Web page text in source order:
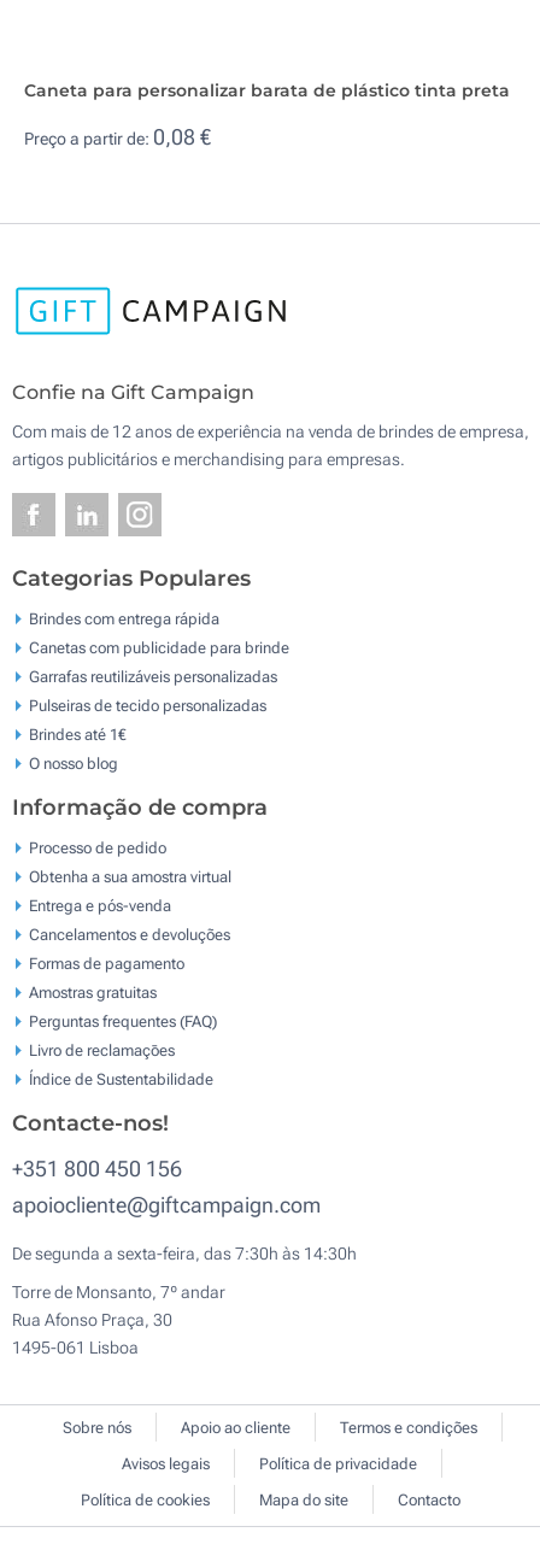
Caneta para personalizar barata de plástico tinta preta
Preço a partir de: 0,08 €
Confie na Gift Campaign
Com mais de 12 anos de experiência na venda de brindes de empresa,
artigos publicitários e merchandising para empresas.
Categorias Populares
Brindes com entrega rápida
Canetas com publicidade para brinde
Garrafas reutilizáveis personalizadas
Pulseiras de tecido personalizadas
Brindes até 1€
O nosso blog
Informação de compra
Processo de pedido
Obtenha a sua amostra virtual
Entrega e pós-venda
Cancelamentos e devoluções
Formas de pagamento
Amostras gratuitas
Perguntas frequentes (FAQ)
Livro de reclamaçōes
Índice de Sustentabilidade
Contacte-nos!
+351 800 450 156
apoiocliente@giftcampaign.com
De segunda a sexta-feira, das 7:30h às 14:30h
Torre de Monsanto, 7º andar
Rua Afonso Praça, 30
1495-061 Lisboa
Sobre nós Apoio ao cliente
Termos e condições
Avisos legais
Política de privacidade
Política de cookies
Mapa do site Contacto